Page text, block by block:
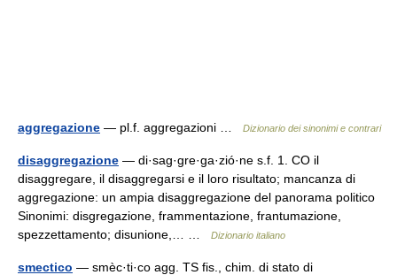
aggregazione — pl.f. aggregazioni … Dizionario dei sinonimi e contrari
disaggregazione — di·sag·gre·ga·zió·ne s.f. 1. CO il
disaggregare, il disaggregarsi e il loro risultato; mancanza di
aggregazione: un ampia disaggregazione del panorama politico
Sinonimi: disgregazione, frammentazione, frantumazione,
spezzettamento; disunione,… …
Dizionario italiano
smectico — smèc·ti·co agg. TS fis., chim. di stato di